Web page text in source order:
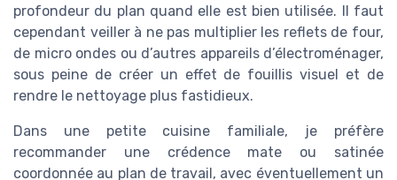
profondeur du plan quand elle est bien utilisée. Il faut
cependant veiller à ne pas multiplier les reflets de four,
de micro ondes ou d’autres appareils d’électroménager,
sous peine de créer un effet de fouillis visuel et de
rendre le nettoyage plus fastidieux.
Dans une petite cuisine familiale, je préfère
recommander une crédence mate ou satinée
coordonnée au plan de travail, avec éventuellement un